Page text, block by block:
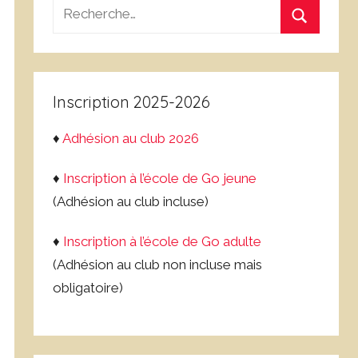
Recherche
:
Inscription 2025-2026
♦Adhésion au club 2026
♦ Inscription à l’école de Go jeune
(Adhésion au club incluse)
♦ Inscription à l’école de Go adulte
(Adhésion au club non incluse mais
obligatoire)